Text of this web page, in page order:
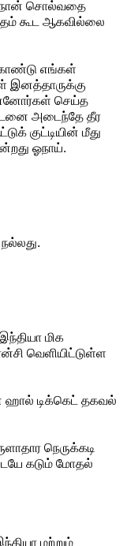
நான் சொல்வதை
கூட ஆகவில்லை
எங்கள்
இனத்தாருக்கு
செய்த
அடைந்தே தீர
குட்டியின் மீது
ஓநாய்.
மிக
வெளியிட்டுள்ள
ஹால் டிக்கெட் தகவல்
நெருக்கடி
கடும் மோதல்
மற்றும்